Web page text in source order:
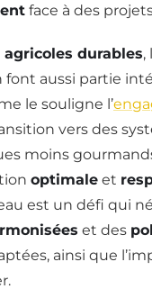
face à des
durables,
font aussi partie
le souligne l’
vers des
moins
optimale et
est un défi qui
et des
ainsi que